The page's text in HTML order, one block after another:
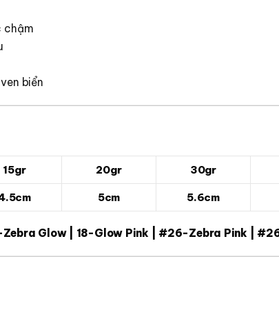
chậm
biển
15gr 20gr 30gr
5cm 5.6cm
Glow | 18-Glow Pink | #26-Zebra Pink |